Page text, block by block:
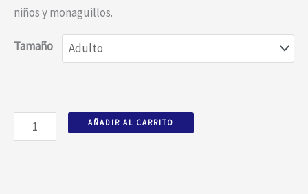
niños y monaguillos.
Tamaño
AÑADIR AL CARRITO